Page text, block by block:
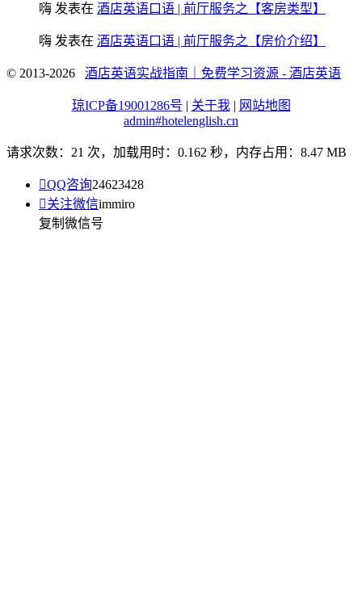
嗨 发表在 酒店英语口语 | 前厅服务之【客房类型】
嗨 发表在 酒店英语口语 | 前厅服务之【房价介绍】
© 2013-2026 酒店英语实战指南｜免费学习资源 - 酒店英语
琼ICP备19001286号 | 关于我 | 网站地图
admin#hotelenglish.cn
请求次数：21 次，加载用时：0.162 秒，内存占用：8.47 MB
QQ咨询24623428
关注微信immiro
复制微信号